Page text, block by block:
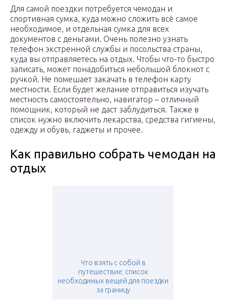
Для самой поездки потребуется чемодан и
спортивная сумка, куда можно сложить всё самое
необходимое, и отдельная сумка для всех
документов с деньгами. Очень полезно узнать
телефон экстренной службы и посольства страны,
куда вы отправляетесь на отдых. Чтобы что-то быстро
записать, может понадобиться небольшой блокнот с
ручкой. Не помешает закачать в телефон карту
местности. Если будет желание отправиться изучать
местность самостоятельно, навигатор – отличный
помощник, который не даст заблудиться. Также в
список нужно включить лекарства, средства гигиены,
одежду и обувь, гаджеты и прочее.
Как правильно собрать чемодан на
отдых
Что взять с собой в
путешествие: список
необходимых вещей для поездки
за границу